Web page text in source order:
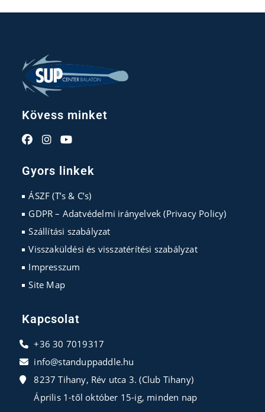
Kövess minket
a
new
tab
a
tab
in
a
tab
Gyors linkek
ÁSZF (T’s & C’s)
GDPR – Adatvédelmi irányelvek (Privacy Policy)
Szállítási szabályzat
Visszaküldési és visszatérítési szabályzat
Impresszum
Site Map
Kapcsolat
+36 30 7019317
info@standuppaddle.hu
8237 Tihany, Rév utca 3. (Club Tihany)
Április 1-től október 15-ig, minden nap